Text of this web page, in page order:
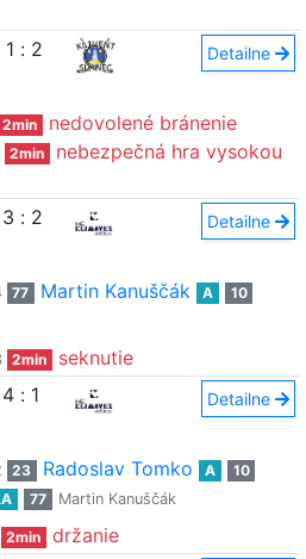
1 : 2 Detailne
2min nedovolené bránenie
2min
nebezpečná hra vysokou
3 : 2 Detailne
77 Martin Kanuščák A
10
2min
seknutie
4 : 1 Detailne
23 Radoslav Tomko A
10
77 Martin Kanuščák
2min
držanie